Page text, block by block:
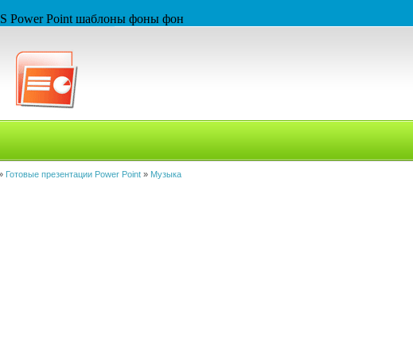
Power Point шаблоны фоны фон
Готовые презентации Power Point » Музыка